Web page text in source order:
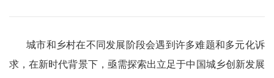
城市和乡村在不同发展阶段会遇到许多难题和多元化诉
求，在新时代背景下，亟需探索出立足于中国城乡创新发展